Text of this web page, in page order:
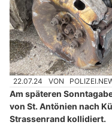
22.07.24 VON
Am späteren
von St. Antönien nach
Strassenrand kollidiert.